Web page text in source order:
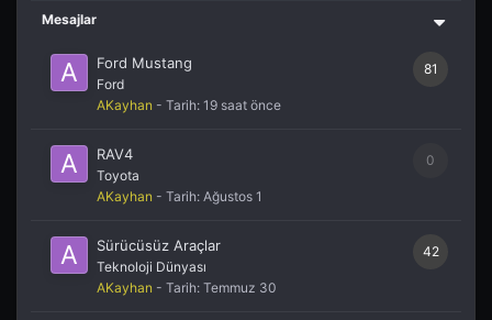
Mesajlar
81
Ford Mustang
Ford
AKayhan - Tarih: 19 saat önce
0
RAV4
Toyota
AKayhan - Tarih: Ağustos 1
42
Sürücüsüz Araçlar
Teknoloji Dünyası
AKayhan - Tarih: Temmuz 30